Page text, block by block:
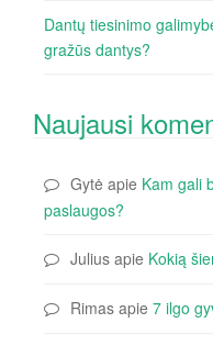
Dantų tiesinimo
gražūs dantys?
Naujausi
Gytė apie Kam gali
paslaugos?
Julius apie Kokią
Rimas apie 7 ilgo